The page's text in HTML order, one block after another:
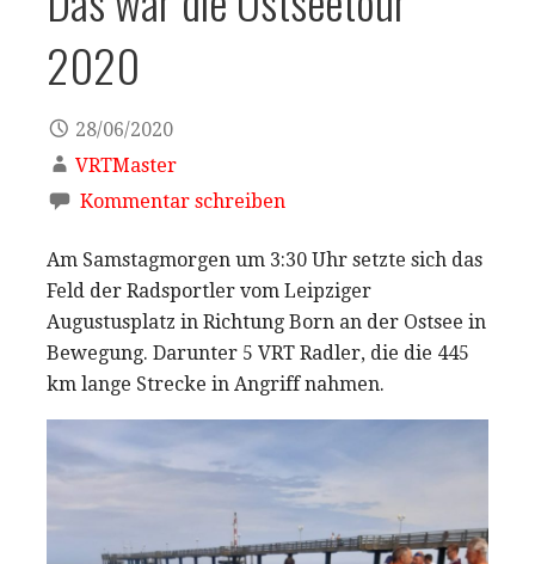
2020
28/06/2020
VRTMaster
Kommentar schreiben
Am Samstagmorgen um 3:30 Uhr setzte sich das
Feld der Radsportler vom Leipziger
Augustusplatz in Richtung Born an der Ostsee in
Bewegung. Darunter 5 VRT Radler, die die 445
km lange Strecke in Angriff nahmen.